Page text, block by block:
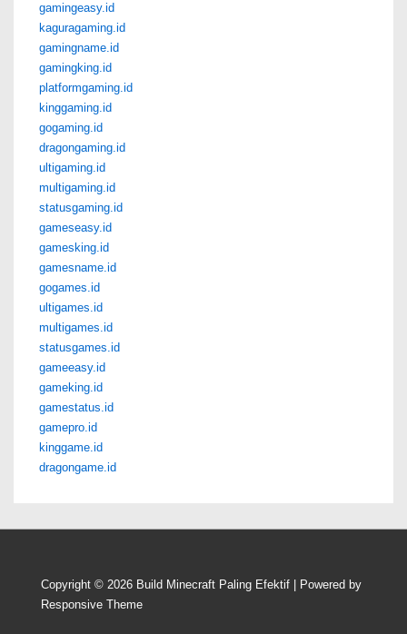
gamingeasy.id
kaguragaming.id
gamingname.id
gamingking.id
platformgaming.id
kinggaming.id
gogaming.id
dragongaming.id
ultigaming.id
multigaming.id
statusgaming.id
gameseasy.id
gamesking.id
gamesname.id
gogames.id
ultigames.id
multigames.id
statusgames.id
gameeasy.id
gameking.id
gamestatus.id
gamepro.id
kinggame.id
dragongame.id
Copyright © 2026 Build Minecraft Paling Efektif
| Powered by
Responsive Theme